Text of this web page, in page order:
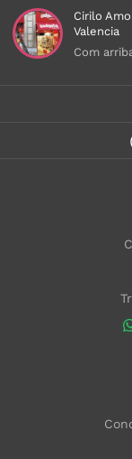
Cirilo
Valencia
Com